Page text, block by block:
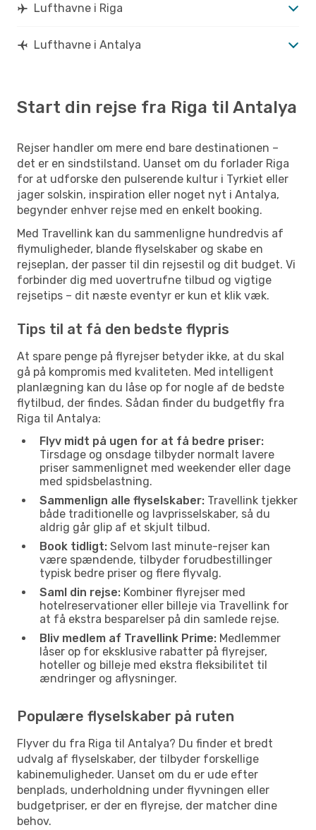
Lufthavne i Riga
Lufthavne i Antalya
Start din rejse fra Riga til Antalya
Rejser handler om mere end bare destinationen –
det er en sindstilstand. Uanset om du forlader Riga
for at udforske den pulserende kultur i Tyrkiet eller
jager solskin, inspiration eller noget nyt i Antalya,
begynder enhver rejse med en enkelt booking.
Med Travellink kan du sammenligne hundredvis af
flymuligheder, blande flyselskaber og skabe en
rejseplan, der passer til din rejsestil og dit budget. Vi
forbinder dig med uovertrufne tilbud og vigtige
rejsetips – dit næste eventyr er kun et klik væk.
Tips til at få den bedste flypris
At spare penge på flyrejser betyder ikke, at du skal
gå på kompromis med kvaliteten. Med intelligent
planlægning kan du låse op for nogle af de bedste
flytilbud, der findes. Sådan finder du budgetfly fra
Riga til Antalya:
Flyv midt på ugen for at få bedre priser:
Tirsdage og onsdage tilbyder normalt lavere
priser sammenlignet med weekender eller dage
med spidsbelastning.
Sammenlign alle flyselskaber: Travellink tjekker
både traditionelle og lavprisselskaber, så du
aldrig går glip af et skjult tilbud.
Book tidligt: Selvom last minute-rejser kan
være spændende, tilbyder forudbestillinger
typisk bedre priser og flere flyvalg.
Saml din rejse: Kombiner flyrejser med
hotelreservationer eller billeje via Travellink for
at få ekstra besparelser på din samlede rejse.
Bliv medlem af Travellink Prime: Medlemmer
låser op for eksklusive rabatter på flyrejser,
hoteller og billeje med ekstra fleksibilitet til
ændringer og aflysninger.
Populære flyselskaber på ruten
Flyver du fra Riga til Antalya? Du finder et bredt
udvalg af flyselskaber, der tilbyder forskellige
kabinemuligheder. Uanset om du er ude efter
benplads, underholdning under flyvningen eller
budgetpriser, er der en flyrejse, der matcher dine
behov.